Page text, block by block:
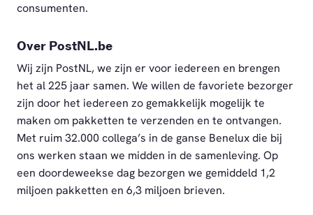
consumenten.
Over PostNL.be
Wij zijn PostNL, we zijn er voor iedereen en brengen
het al 225 jaar samen. We willen de favoriete bezorger
zijn door het iedereen zo gemakkelijk mogelijk te
maken om pakketten te verzenden en te ontvangen.
Met ruim 32.000 collega’s in de ganse Benelux die bij
ons werken staan we midden in de samenleving. Op
een doordeweekse dag bezorgen we gemiddeld 1,2
miljoen pakketten en 6,3 miljoen brieven.